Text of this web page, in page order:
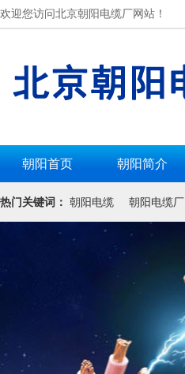
欢迎您访问北京朝阳电缆厂网站！
朝阳首页 朝阳简介
热门关键词： 朝阳电缆 朝阳电缆厂